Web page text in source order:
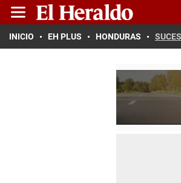
INICIO EH PLUS HONDURAS